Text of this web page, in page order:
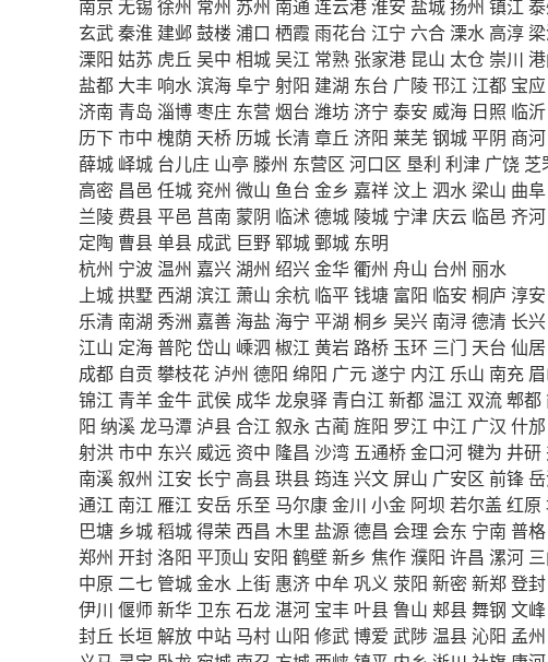
南京 无锡 徐州 常州 苏州 南通连云港淮安 盐城扬州 镇江
玄武秦淮 建邺鼓楼 浦口 栖霞 雨花台 江宁 六合 溧水 高淳
溧阳 姑苏 虎丘 吴中 相城吴江 常熟 张家港 昆山 太仓 崇川
盐都 大丰 响水滨海阜宁 射阳 建湖 东台 广陵邗江 江都 宝应
济南 青岛 淄博枣庄 东营 烟台 潍坊济宁 泰安 威海 日照 临沂
历下市中 槐荫 天桥 历城 长清章丘 济阳 莱芜钢城平阴 商河
薛城 峄城 台儿庄 山亭 滕州 东营区 河口区 垦利 利津 广饶 芝
高密 昌邑 任城 兖州 微山 鱼台 金乡 嘉祥 汶上 泗水 梁山 曲阜
兰陵 费县平邑 莒南 蒙阴 临沭德城 陵城 宁津 庆云 临邑 齐河
定陶 曹县单县 成武 巨野 郓城 鄄城 东明
杭州 宁波 温州 嘉兴湖州 绍兴金华衢州 舟山 台州 丽水
上城拱墅 西湖 滨江 萧山 余杭 临平钱塘 富阳 临安 桐庐 淳安
乐清 南湖 秀洲 嘉善 海盐 海宁 平湖 桐乡 吴兴 南浔德清 长兴
江山 定海普陀 岱山 嵊泗 椒江 黄岩 路桥 玉环 三门 天台 仙居
成都 自贡 攀枝花 泸州 德阳 绵阳 广元遂宁 内江 乐山 南充
锦江 青羊金牛武侯 成华龙泉驿 青白江 新都 温江 双流郫都
阳 纳溪龙马潭 泸县合江 叙永古蔺旌阳 罗江 中江 广汉 什邡
射洪市中 东兴 威远 资中 隆昌 沙湾 五通桥金口河犍为 井研
南溪叙州 江安 长宁 高县珙县筠连兴文 屏山 广安区 前锋
通江 南江 雁江 安岳 乐至 马尔康金川 小金 阿坝 若尔盖 红原
巴塘 乡城稻城得荣 西昌 木里 盐源德昌 会理 会东 宁南 普格
郑州 开封洛阳 平顶山 安阳 鹤壁新乡 焦作濮阳 许昌 漯河
中原 二七 管城金水 上街 惠济 中牟巩义 荥阳 新密 新郑登封
伊川 偃师新华 卫东 石龙湛河 宝丰 叶县鲁山 郏县舞钢 文峰
封丘 长垣解放 中站 马村 山阳 修武博爱 武陟 温县沁阳 孟州